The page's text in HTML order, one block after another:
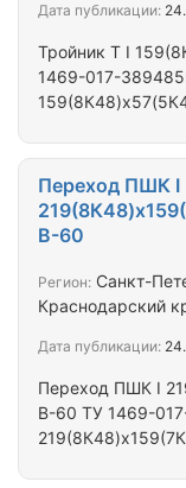
Тройник Т I
1469-017-
1469-017-38948552-2015
продукция имеет
сертификаты и
Дата публикации:
Переход ПШК I
В-60 ТУ 1469-
Переход ПШК I
В-60
Регион: Санкт-
Краснодарский
Дата публикации: